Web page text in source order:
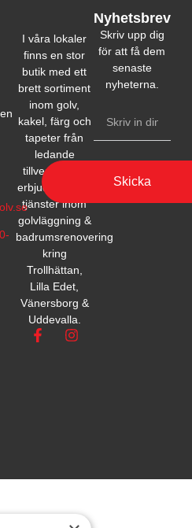
I våra lokaler
finns en stor
butik med ett
brett sortiment
inom golv,
kakel, färg och
tapeter från
ledande
tillverkare. Vi
erbjuder också
tjänster inom
golvläggning &
badrumsrenovering
kring
Trollhättan,
Lilla Edet,
Vänersborg &
Uddevalla.
Nyhetsbrev
Skriv upp dig
för att få dem
senaste
nyheterna.
Skicka